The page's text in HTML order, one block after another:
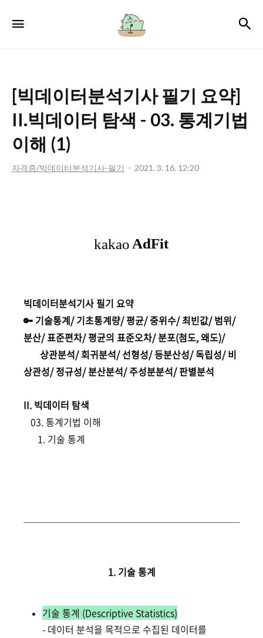
서
윤
[빅데이터분석기사 필기 요약]
II.빅데이터 탐색 - 03. 통계기법
이해 (1)
자격증/빅데이터분석기사-필기 2021. 3. 16. 12:20
빅데이터분석기사 필기 요약
🔑 기술통계/ 기초통계량/ 평균/ 중위수/ 최빈값/ 범위/
분산/ 표준편차/ 평균의 표준오차/ 분포(첨도, 왜도)/
상관분석/ 회귀분석/ 선형성/ 등분산성/ 독립성/ 비
상관성/ 정규성/ 분산분석/ 주성분분석/ 판별분석
II. 빅데이터 탐색
03. 통계기법 이해
1. 기술 통계
1. 기술 통계
기술 통계 (Descriptive Statistics)
- 데이터 분석을 목적으로 수집된 데이터를